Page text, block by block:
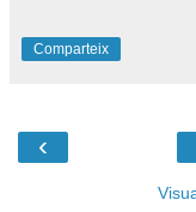
Comparteix
‹